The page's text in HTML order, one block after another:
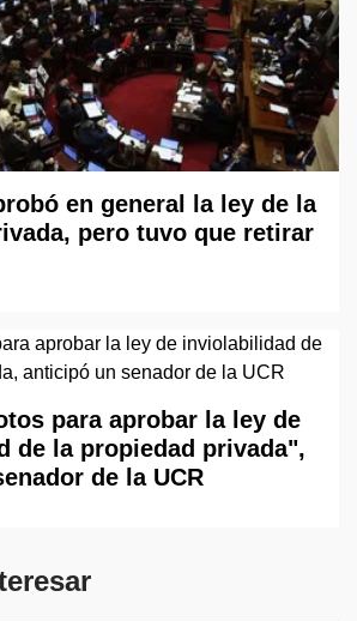
en general la ley de la
pero tuvo que retirar
para aprobar la ley de
de la propiedad privada",
de la UCR